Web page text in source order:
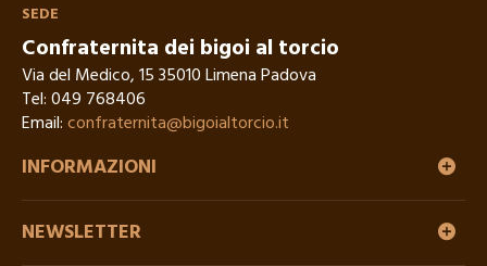
SEDE
Confraternita dei bigoi al torcio
Via del Medico, 15 35010 Limena Padova
Tel:049 768406
Email:confraternita@bigoialtorcio.it
INFORMAZIONI
NEWSLETTER